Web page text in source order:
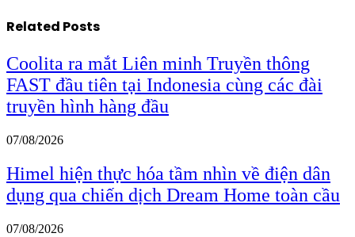
Related Posts
Coolita ra mắt Liên minh Truyền thông
FAST đầu tiên tại Indonesia cùng các đài
truyền hình hàng đầu
07/08/2026
Himel hiện thực hóa tầm nhìn về điện dân
dụng qua chiến dịch Dream Home toàn cầu
07/08/2026